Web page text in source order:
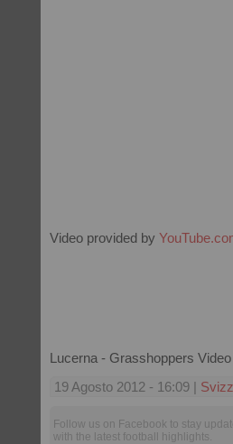
Video provided by
Lucerna - Grasshoppers
19 Agosto 2012 - 16:09 |
Follow us on Facebook to stay
with the latest football highlights.